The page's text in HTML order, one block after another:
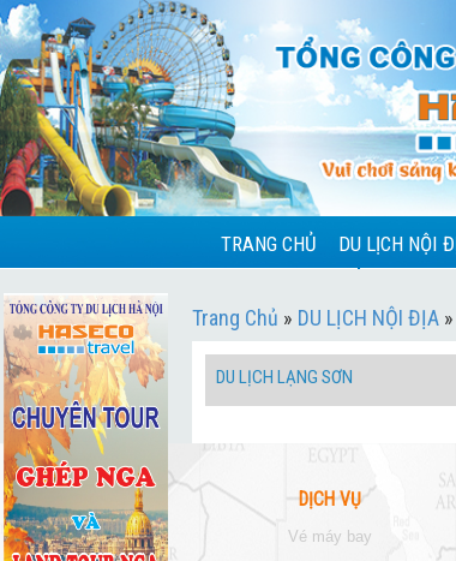
TRANG CHỦ DU LỊCH NỘI
Trang Chủ » DU LỊCH NỘI ĐỊA »
DU LỊCH LẠNG SƠN
DỊCH VỤ
vé máy bay